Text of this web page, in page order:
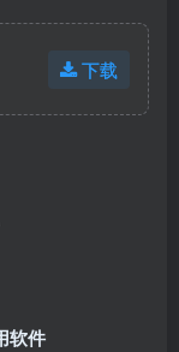
下载
软件